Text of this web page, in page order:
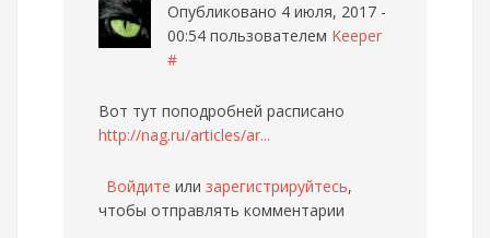
Опубликовано 4 июля, 2017 -
00:54 пользователем Keeper
#
Вот тут поподробней расписано
http://nag.ru/articles/ar...
Войдите или зарегистрируйтесь,
чтобы отправлять комментарии